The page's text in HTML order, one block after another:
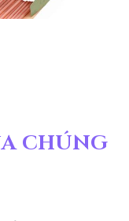
CHÚNG